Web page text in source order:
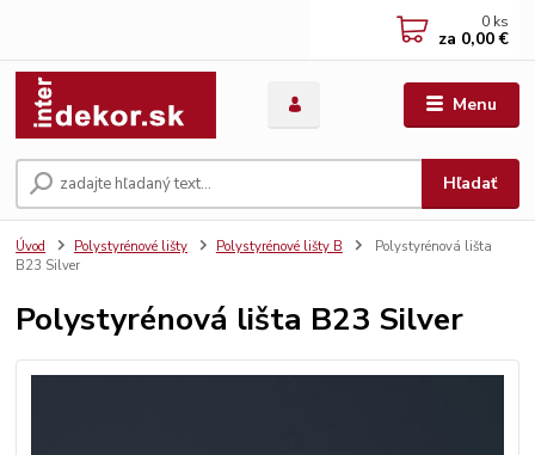
Menu
Hľadať
0 ks
za 0,00 €
Úvod Polystyrénové lišty Polystyrénové lišty B
Polystyrénová lišta
B23 Silver
Polystyrénová lišta B23 Silver